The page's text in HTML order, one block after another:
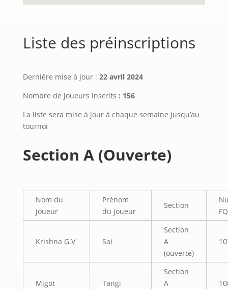
Liste des préinscriptions
Dernière mise à jour : 22 avril 2024
Nombre de joueurs inscrits : 156
La liste sera mise à jour à chaque semaine jusqu’au
tournoi
Section A (Ouverte)
Nom du
joueur
Prénom
du joueur
Section
Krishna G.V Sai
Section
A
(ouverte)
Migot Tangi
Section
A